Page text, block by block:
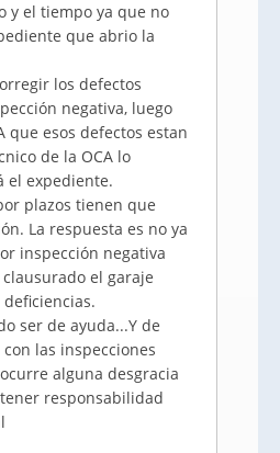
y el tiempo ya que no
que abrio la
los defectos
negativa, luego
que esos defectos estan
de la OCA lo
el expediente.
plazos tienen que
La respuesta es no ya
inspección negativa
el garaje
ser de ayuda...Y de
las inspecciones
alguna desgracia
responsabilidad